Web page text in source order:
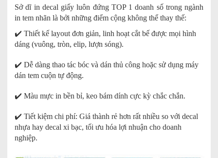
Sở dĩ in decal giấy luôn đứng TOP 1 doanh số trong ngành
in tem nhãn là bởi những điểm cộng không thể thay thế:
✔️ Thiết kế layout đơn giản, linh hoạt cắt bế được mọi hình
dáng (vuông, tròn, elip, lượn sóng).
✔️ Dễ dàng thao tác bóc và dán thủ công hoặc sử dụng máy
dán tem cuộn tự động.
✔️ Màu mực in bền bỉ, keo bám dính cực kỳ chắc chắn.
✔️ Tiết kiệm chi phí: Giá thành rẻ hơn rất nhiều so với decal
nhựa hay decal xi bạc, tối ưu hóa lợi nhuận cho doanh
nghiệp.